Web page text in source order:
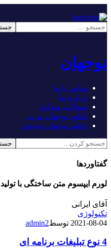
نوجهان
تماس با ما
درباره ما
سوالات متداول
دانلود نوجهان مربی
دانلود نوجهان نوجوان
گفتاوردها
لورم ایپسوم متن ساختگی با
آقای ایرانی
تکنولوژی
2021-08-04 توسطadmin2
4 نوع تبلیغات برنامه ای